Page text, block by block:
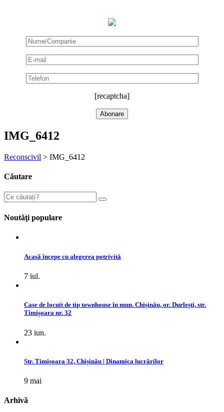
[recaptcha]
IMG_6412
Reconscivil > IMG_6412
Căutare
Noutăţi populare
Acasă începe cu alegerea potrivită
7 iul.
Case de locuit de tip townhouse în mun. Chișinău, or. Durlești, str.
Timișoara nr. 32
23 iun.
Str. Timișoara 32, Chișinău | Dinamica lucrărilor
9 mai
Arhivă